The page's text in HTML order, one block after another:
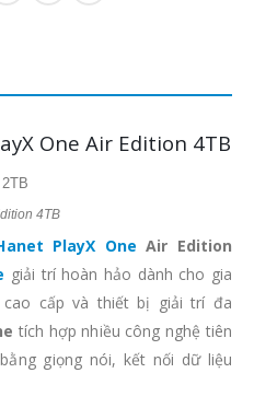
One Air Edition 4TB
4TB
PlayX One Air Edition
giải trí hoàn hảo dành cho gia
cao cấp và thiết bị giải trí đa
tích hợp nhiều công nghệ tiên
giọng nói, kết nối dữ liệu